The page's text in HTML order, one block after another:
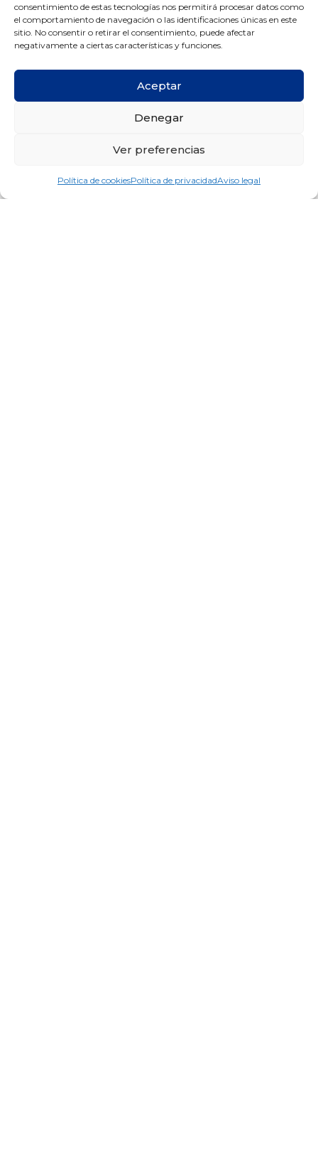
consentimiento de estas tecnologías nos permitirá procesar datos como
el comportamiento de navegación o las identificaciones únicas en este
sitio. No consentir o retirar el consentimiento, puede afectar
negativamente a ciertas características y funciones.
Aceptar
Denegar
Ver preferencias
Política de cookiesPolítica de privacidadAviso legal
Por último, o futuro da nosa literatura: Andrea
Fernández Cruces. Con tan só 17 anos arrasa coa
novela “I didn’t know about”.
Tres escritores, amigos e pacientes nunha torre de
papel que ten oco para eles pero tamén para un
facsímil cos marabillosos «Seis poemas galegos»
escritos por Federico García Lorca.
Só queda animarte a participar (antes do 31 de
é unha tableta paperwhite Kindle coa que